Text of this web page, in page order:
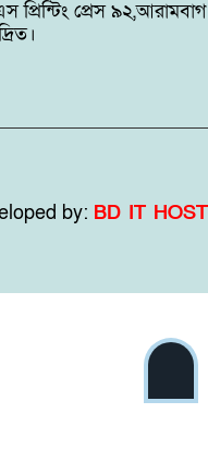
প্রেস ৯২,আরামবাগ
by: BD IT HOST